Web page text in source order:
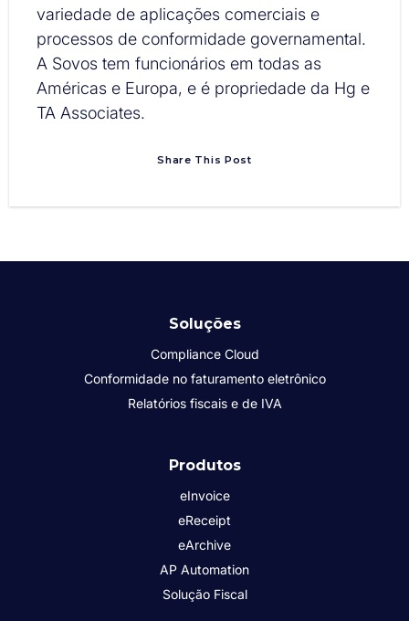
variedade de aplicações comerciais e
processos de conformidade governamental.
A Sovos tem funcionários em todas as
Américas e Europa, e é propriedade da Hg e
TA Associates.
Share This Post
Soluções
Compliance Cloud
Conformidade no faturamento eletrônico
Relatórios fiscais e de IVA
Produtos
eInvoice
eReceipt
eArchive
AP Automation
Solução Fiscal